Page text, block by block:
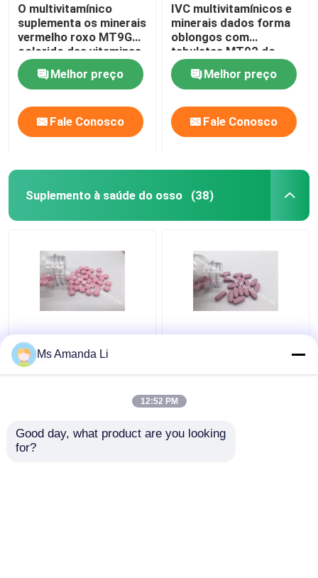
O multivitamínico
suplementa os minerais
vermelho roxo MT9G
colorido das vitaminas
da tabuleta
Melhor preço
Fale Conosco
IVC multivitamínicos e
minerais dados forma
oblongos com
tabuletas MT92 do
Acerola
Melhor preço
Fale Conosco
Suplemento à saúde do osso (38)
Suplementos dentais
VT4Q às vitaminas do
osso da luz do sol da
Chewable da vitamina D
O multi suplemento
Ms Amanda Li
12:52 PM
Good day, what product are you looking
for?